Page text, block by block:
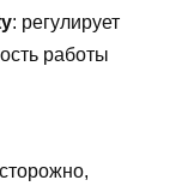
: регулирует
работы